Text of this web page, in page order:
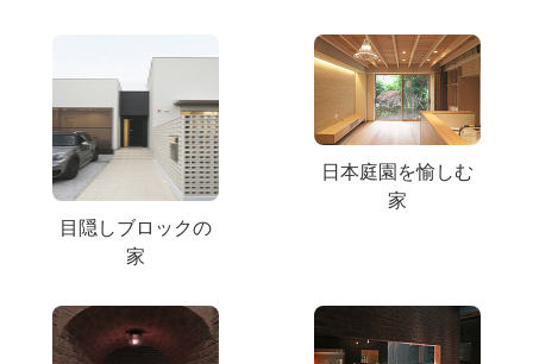
目隠しブロックの
家
日本庭園を愉しむ
家